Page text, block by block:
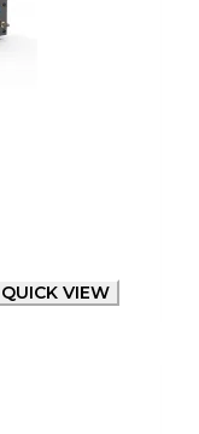
QUICK VIEW